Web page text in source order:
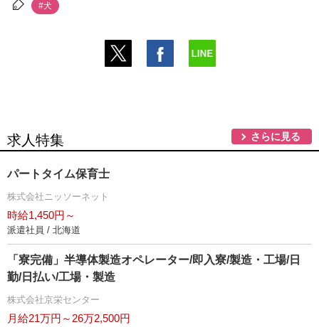
#犬
求人特集 さらに見る
パートタイム保育士
株式会社ニッソーネット
時給1,450円～
派遣社員 / 北海道
「寮完備」半導体製造オペレーター/即入寮/製造・工場/日
勤/日払い/工場・製造
株式会社京栄センター
月給21万円～26万2,500円